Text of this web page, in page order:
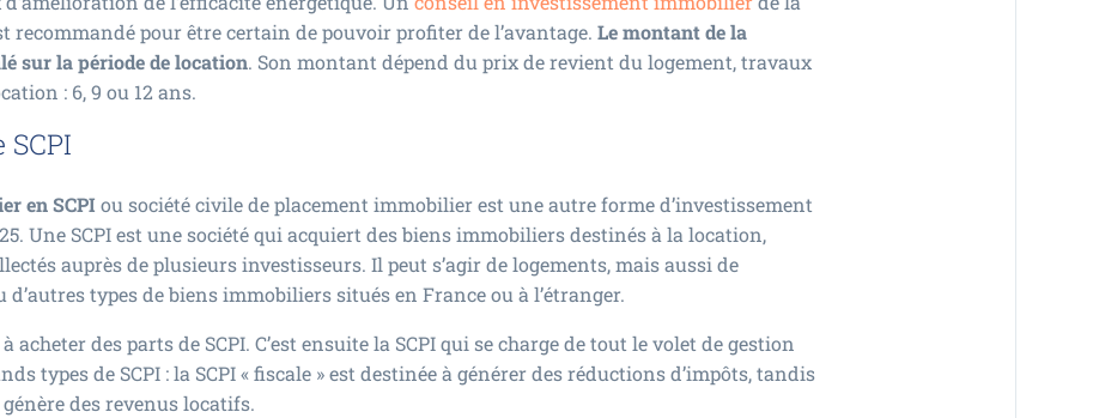
recommandé pour être certain de pouvoir profiter de l’avantage. Le montant de la
sur la période de location. Son montant dépend du prix de revient du logement, travaux
: 6, 9 ou 12 ans.
SCPI
en SCPI ou société civile de placement immobilier est une autre forme d’investissement
Une SCPI est une société qui acquiert des biens immobiliers destinés à la location,
auprès de plusieurs investisseurs. Il peut s’agir de logements, mais aussi de
d’autres types de biens immobiliers situés en France ou à l’étranger.
acheter des parts de SCPI. C’est ensuite la SCPI qui se charge de tout le volet de gestion
types de SCPI : la SCPI « fiscale » est destinée à générer des réductions d’impôts, tandis
des revenus locatifs.